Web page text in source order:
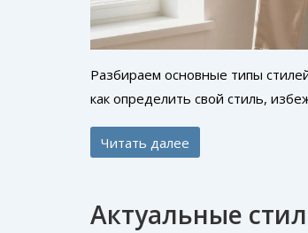
Разбираем основные типы
как определить свой стиль,
Читать далее
Актуальные